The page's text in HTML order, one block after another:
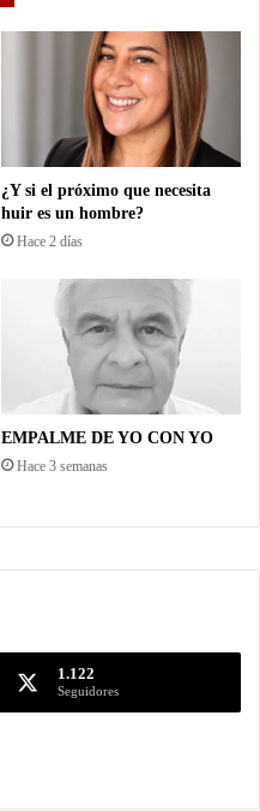
¿Y si el próximo que necesita
huir es un hombre?
Hace 2 días
EMPALME DE YO CON YO
Hace 3 semanas
1.122
Seguidores